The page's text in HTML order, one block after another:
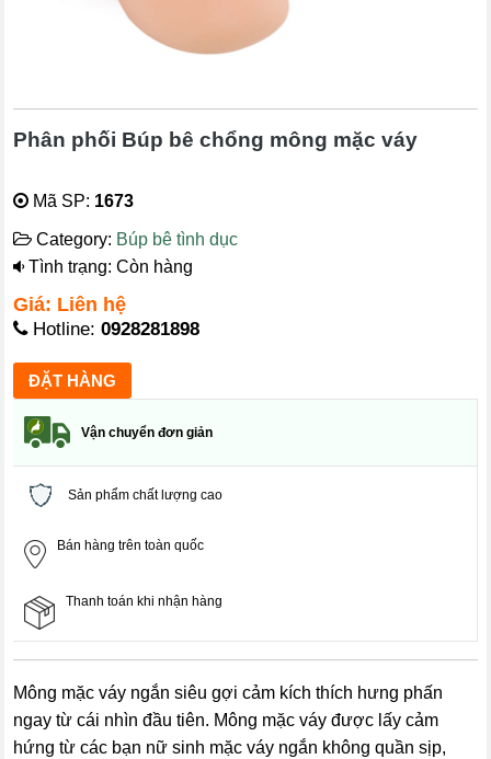
Phân phối Búp bê chổng mông mặc váy
Mã SP: 1673
Category: Búp bê tình dục
Tình trạng: Còn hàng
Giá: Liên hệ
Hotline:0928281898
Vận chuyển đơn giản
Sản phẩm chất lượng cao
Bán hàng trên toàn quốc
Thanh toán khi nhận hàng
Mông mặc váy ngắn siêu gợi cảm kích thích hưng phấn
ngay từ cái nhìn đầu tiên. Mông mặc váy được lấy cảm
hứng từ các bạn nữ sinh mặc váy ngắn không quần sịp,